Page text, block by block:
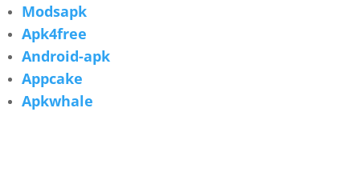
Modsapk
Apk4free
Android-apk
Appcake
Apkwhale